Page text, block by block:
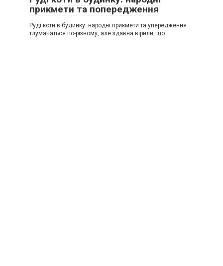
прикмети та попередження
Руді коти в будинку: народні прикмети та упередження
тлумачаться по-різному, але здавна вірили, що